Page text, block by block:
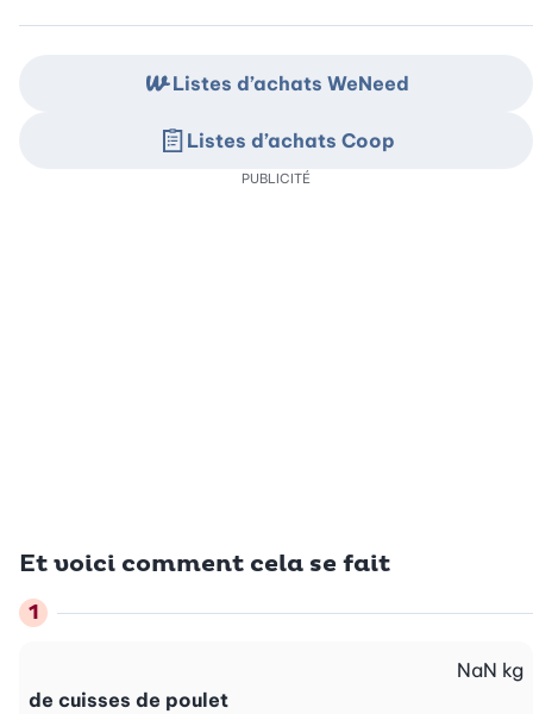
Et voici comment cela se fait
de cuisses de poulet
NaN kg
Listes d’achats WeNeed
Listes d’achats Coop
PUBLICITÉ